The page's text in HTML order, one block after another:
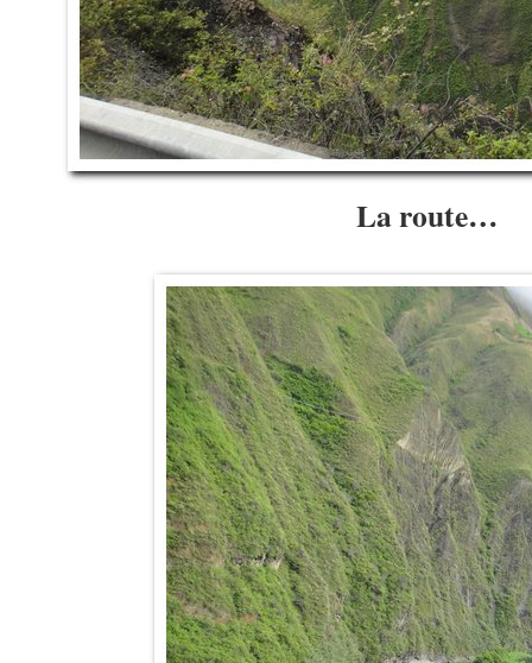
La route…